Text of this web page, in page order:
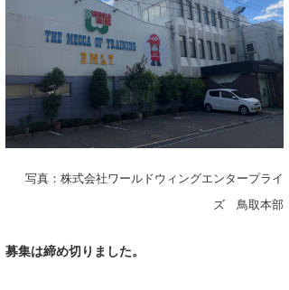
ニュース
サーフィンエリアガイド
会員メニュー
今月のプレゼント
写真：株式会社ワールドウィングエンタープライ
ズ 鳥取本部
募集は締め切りました。
ショップ情報
ショップ情報
湘南
千葉南
ウラナミ
お知らせ
VOTE!